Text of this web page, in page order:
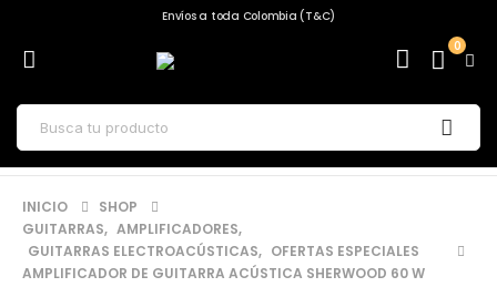
Envíos a toda Colombia (T&C)
0
INICIO
SHOP
GUITARRAS, AMPLIFICADORES,
GUITARRAS ELECTROACÚSTICAS, OFERTAS ESPECIALES
AMPLIFICADOR DE GUITARRA ACÚSTICA SHERWOOD 60 W